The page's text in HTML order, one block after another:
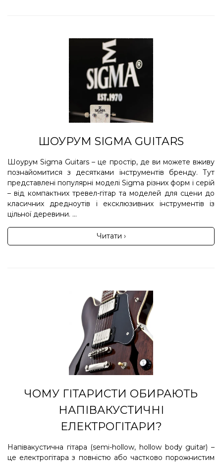
ШОУРУМ SIGMA GUITARS
Шоурум Sigma Guitars – це простір, де ви можете вживу
познайомитися з десятками інструментів бренду. Тут
представлені популярні моделі Sigma різних форм і серій
– від компактних тревел-гітар та моделей для сцени до
класичних дредноутів і ексклюзивних інструментів із
цільної деревини. ...
Читати ›
ЧОМУ ГІТАРИСТИ ОБИРАЮТЬ
НАПІВАКУСТИЧНІ
ЕЛЕКТРОГІТАРИ?
Напівакустична гітара (semi-hollow, hollow body guitar) –
це електрогітара з повністю або частково порожнистим